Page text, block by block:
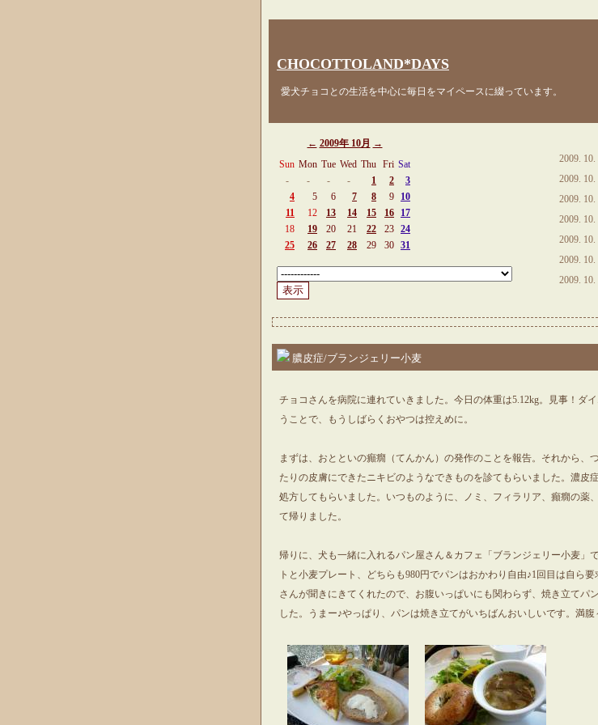
CHOCOTTOLAND*DAYS
愛犬チョコとの生活を中心に毎日をマイペースに綴っています。
← 2009年 10月 →
Sun Mon Tue Wed Thu Fri Sat
-
- - - 1 2
3
4
5 6 7 8 9
10
11
12 13 14 15 16
17
18
19 20 21 22 23 24
25
26 27 28 29 30 31
2009. 10.
2009. 10.
2009. 10.
2009.
2009. 10.
2009. 10.
2009.
膿皮症/ブランジェリー小麦
チョコさんを病院に連れていきました。今日の体重は5.12kg。見事！ダ
うことで、もうしばらくおやつは控えめに。
まずは、おとといの癲癇（てんかん）の発作のことを報告。それから、
たりの皮膚にできたニキビのようなできものを診てもらいました。濃皮
処方してもらいました。いつものように、ノミ、フィラリア、癲癇の薬
て帰りました。
帰りに、犬も一緒に入れるパン屋さん＆カフェ「ブランジェリー小麦」
トと小麦プレート、どちらも980円でパンはおかわり自由♪1回目は自ら
さんが聞きにきてくれたので、お腹いっぱいにも関わらず、焼き立てパ
した。うまー♪やっぱり、パンは焼き立てがいちばんおいしいです。満腹